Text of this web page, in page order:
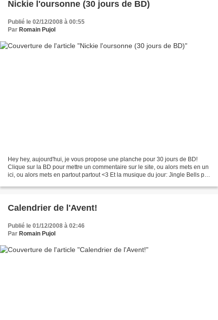
Nickie l'oursonne (30 jours de BD)
Publié le 02/12/2008 à 00:55
Par Romain Pujol
Hey hey, aujourd'hui, je vous propose une planche pour 30 jours de BD!
Clique sur la BD pour mettre un commentaire sur le site, ou alors mets en un
ici, ou alors mets en partout partout <3 Et la musique du jour: Jingle Bells par
Calendrier de l'Avent!
Publié le 01/12/2008 à 02:46
Par Romain Pujol